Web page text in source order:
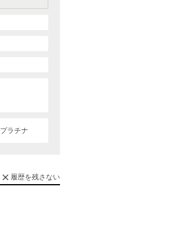
プラチナ
履歴を残さない